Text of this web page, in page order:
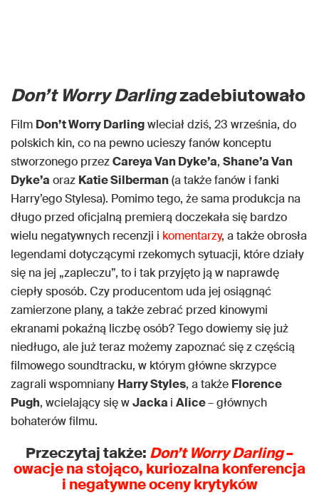
Don’t Worry Darlingzadebiutowało
Film Don’t Worry Darlingwleciał dziś, 23 września, do
polskich kin, co na pewno ucieszy fanów konceptu
stworzonego przezCareya Van Dyke’a, Shane’a Van
Dyke’a oraz Katie Silberman(a także fanów i fanki
Harry’ego Stylesa). Pomimo tego, że sama produkcja na
długo przed oficjalną premierą doczekała się bardzo
wielu negatywnych recenzji i komentarzy, a także obrosła
legendami dotyczącymi rzekomych sytuacji, które działy
się na jej „zapleczu”, to i tak przyjęto ją w naprawdę
ciepły sposób. Czy producentom uda jej osiągnąć
zamierzone plany, a także zebrać przed kinowymi
ekranami pokaźną liczbę osób? Tego dowiemy się już
niedługo, ale już teraz możemy zapoznać się z częścią
filmowego soundtracku, w którym główne skrzypce
zagrali wspomniany Harry Styles, a także Florence
Pugh, wcielający się wJacka i Alice– głównych
bohaterów filmu.
Przeczytaj także: Don’t Worry Darling–
owacje na stojąco, kuriozalna konferencja
i negatywne oceny krytyków